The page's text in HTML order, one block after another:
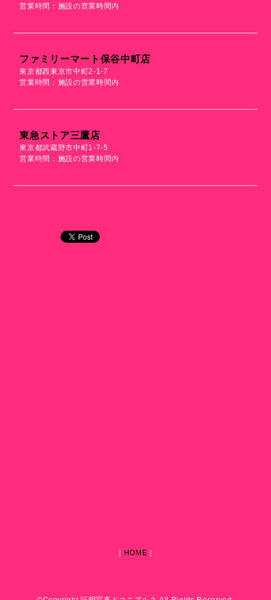
営業時間：施設の営業時間内
ファミリーマート保谷中町店
東京都西東京市中町2-1-7
営業時間：施設の営業時間内
東急ストア三鷹店
東京都武蔵野市中町1-7-5
営業時間：施設の営業時間内
HOME